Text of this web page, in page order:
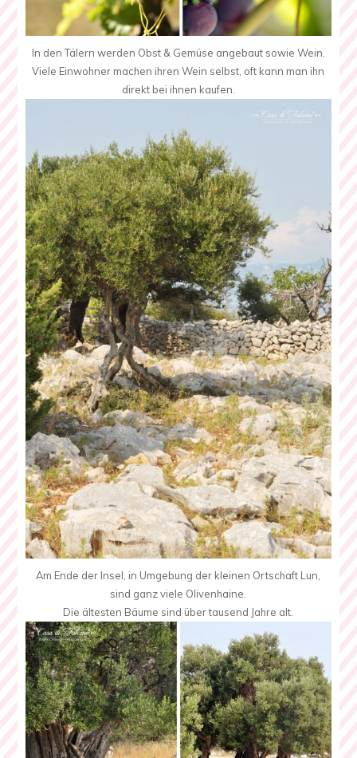
In den Tälern werden Obst & Gemüse angebaut sowie Wein.
Viele Einwohner machen ihren Wein selbst, oft kann man ihn
direkt bei ihnen kaufen.
Am Ende der Insel, in Umgebung der kleinen Ortschaft Lun,
sind ganz viele Olivenhaine.
Die ältesten Bäume sind über tausend Jahre alt.